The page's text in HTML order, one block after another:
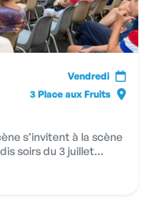
Vendredi
3 Place aux Fruits
s’invitent à la scène
soirs du 3 juillet...